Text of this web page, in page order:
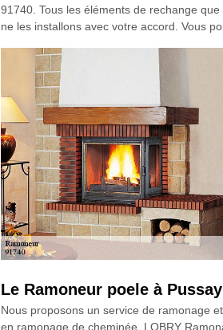
91740. Tous les éléments de rechange
ne les installons avec votre accord. Vous
Le Ramoneur poele à
Nous proposons un service de ramonage
en ramonage de cheminée. LOBRY